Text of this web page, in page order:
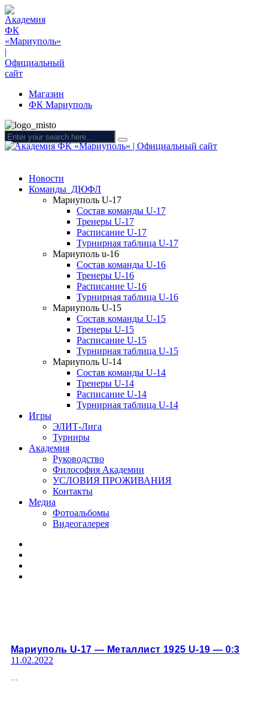
Магазин
ФК Мариуполь
Новости
Команды ДЮФЛ
Мариуполь U-17
Состав команды U-17
Тренеры U-17
Расписание U-17
Турнирная таблица U-17
Мариуполь u-16
Состав команды U-16
Тренеры U-16
Расписание U-16
Турнирная таблица U-16
Мариуполь U-15
Состав команды U-15
Тренеры U-15
Расписание U-15
Турнирная таблица U-15
Мариуполь U-14
Состав команды U-14
Тренеры U-14
Расписание U-14
Турнирная таблица U-14
Игры
ЭЛИТ-Лига
Турниры
Академия
Руководство
Философия Академии
УСЛОВИЯ ПРОЖИВАНИЯ
Контакты
Медиа
Фотоальбомы
Видеогалерея
Мариуполь U-17 — Металлист 1925 U-19 — 0:3
11.02.2022
...